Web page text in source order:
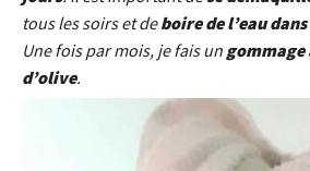
tousles soirs et deboire de l’eau
Une fois par mois, je fais un gommage
d’olive.